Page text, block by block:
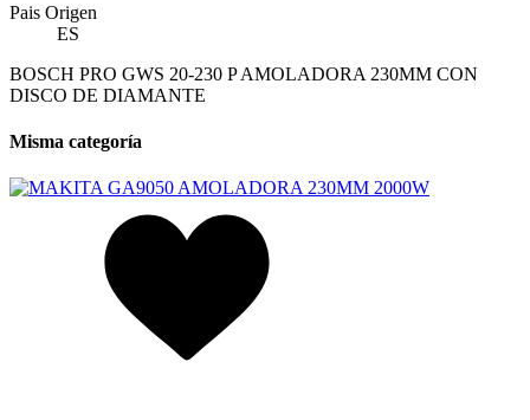
Pais Origen
ES
BOSCH PRO GWS 20-230 P AMOLADORA 230MM CON
DISCO DE DIAMANTE
Misma categoría